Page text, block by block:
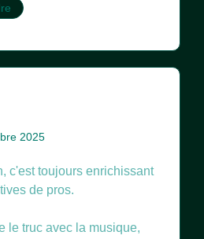
2025
c'est toujours enrichissant
de pros.
le truc avec la musique,